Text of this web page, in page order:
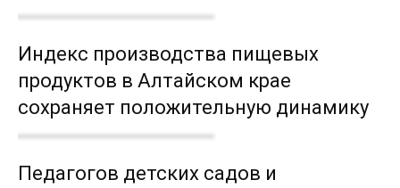
Индекс производства пищевых
продуктов в Алтайском крае
сохраняет положительную динамику
Педагогов детских садов и